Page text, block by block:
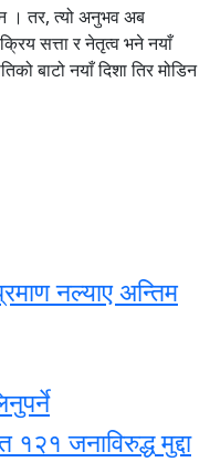
। तर, त्यो अनुभव अब
सत्ता र नेतृत्व भने नयाँ
बाटो नयाँ दिशा तिर मोडिन
नल्याए अन्तिम
१२१ जनाविरुद्ध मुद्दा